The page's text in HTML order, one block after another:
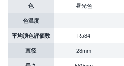
色 昼光色
色温度 -
平均演色評価数 Ra84
直径 28mm